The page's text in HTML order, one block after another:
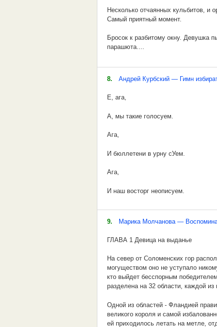
65 лет
Ты ещё не дед:
И бронежилет!
А плешивый сдохнет только
Через 25 -
Сыновьям и внукам будет
Шанс повоевать!
Что Богу грешно, то жиду смешно.
Тогда жида смешишь, когда Бога
Каков жид, такова и его вонь.
Затем жиды с рожи на нас
Жид и мёртвый из петли
Жид скажет, что бит, но не скажет
Жид, как свинья: ничего не болит, а
Несколько отчаянных кульбитов, и
Самый приятный момент.
Бросок к разбитому окну. Девушка
парашюта....
-Пациент 007, терапевтическая
8.
Андрей Курбский — Гимн
Е, ага,
А, мы такие голосуем.
Ага,
И бюллетени в урну сУем.
Ага,
И наш восторг неописуем.
9. Марика Молчанова —
ГЛАВА 1 Девица на выданье
На север от Соломенских гор
могуществом оно не уступало
кто выйдет бесспорным
разделена на 32 области, каждой
Одной из областей - Фландией
великого короля и самой
ей приходилось летать на метле,